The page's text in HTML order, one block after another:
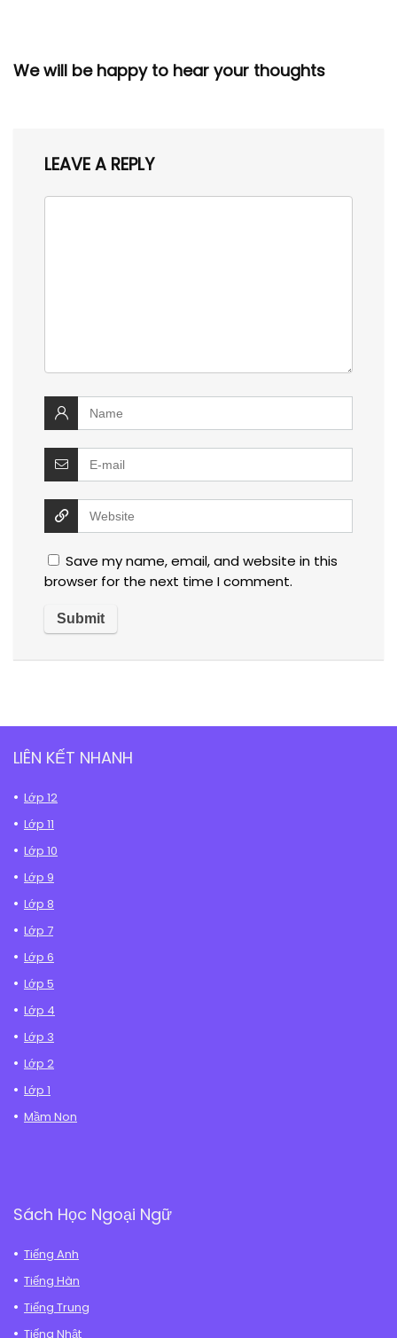
We will be happy to hear your thoughts
LEAVE A REPLY
Save my name, email, and website in this
browser for the next time I comment.
LIÊN KẾT NHANH
Lớp 12
Lớp 11
Lớp 10
Lớp 9
Lớp 8
Lớp 7
Lớp 6
Lớp 5
Lớp 4
Lớp 3
Lớp 2
Lớp 1
Mầm Non
Sách Học Ngoại Ngữ
Tiếng Anh
Tiếng Hàn
Tiếng Trung
Tiếng Nhật